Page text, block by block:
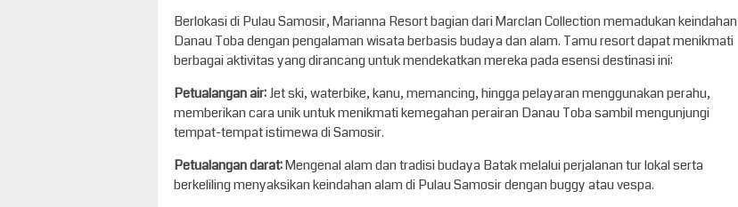
Berlokasi di Pulau Samosir, Marianna Resort bagian dari Marclan Collection memadukan keindahan
Danau Toba dengan pengalaman wisata berbasis budaya dan alam. Tamu resort dapat menikmati
berbagai aktivitas yang dirancang untuk mendekatkan mereka pada esensi destinasi ini:
Petualangan air:Jet ski, waterbike, kanu, memancing, hingga pelayaran menggunakan perahu,
memberikan cara unik untuk menikmati kemegahan perairan Danau Toba sambil mengunjungi
tempat-tempat istimewa di Samosir.
Petualangan darat:Mengenal alam dan tradisi budaya Batak melalui perjalanan tur lokal serta
berkeliling menyaksikan keindahan alam di Pulau Samosir dengan buggy atau vespa.